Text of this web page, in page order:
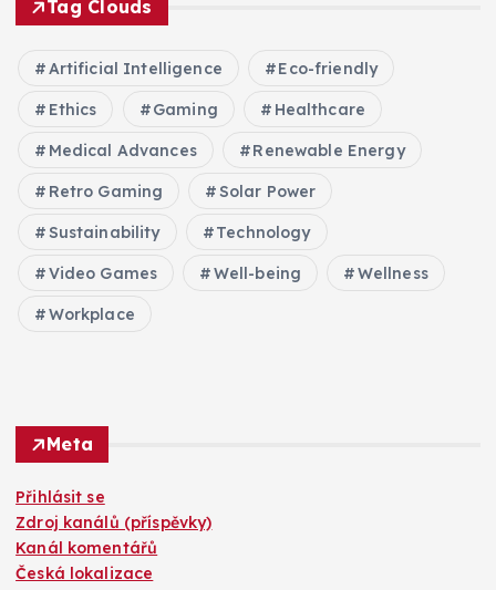
Tag Clouds
Artificial Intelligence Eco-friendly
Ethics Gaming Healthcare
Medical Advances Renewable Energy
Retro Gaming Solar Power
Sustainability Technology
Video Games Well-being Wellness
Workplace
Meta
Přihlásit se
Zdroj kanálů (příspěvky)
Kanál komentářů
Česká lokalizace